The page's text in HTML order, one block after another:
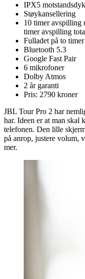
IPX5
Støykansellering
10 timer avspilling
timer avspilling
Fulladet på to timer
Bluetooth 5.3
Google Fast Pair
6 mikrofoner
Dolby Atmos
2 år garanti
Pris: 2790 kroner
JBL Tour Pro 2 har
har. Ideen er at man skal
telefonen. Den lille
på anrop, justere volum,
mer.